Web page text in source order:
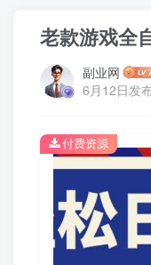
老款游戏全
副业网
6月12日发
付费资源